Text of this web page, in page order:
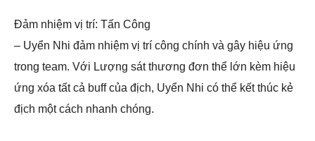
Đảm nhiệm vị trí: Tấn Công
– Uyển Nhi đảm nhiệm vị trí công chính và gây hiệu ứng
trong team. Với Lượng sát thương đơn thể lớn kèm hiệu
ứng xóa tất cả buff của địch, Uyển Nhi có thể kết thúc kẻ
địch một cách nhanh chóng.